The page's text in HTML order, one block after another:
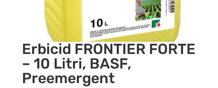
Erbicid FRONTIER FORTE
– 10 Litri, BASF,
Preemergent